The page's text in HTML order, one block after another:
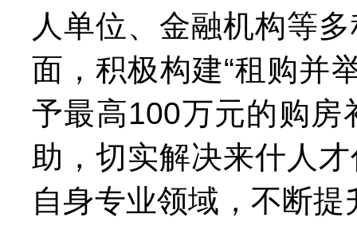
人单位、金融机构等
面，积极构建“租购并
予最高100万元的购房
助，切实解决来什人
自身专业领域，不断